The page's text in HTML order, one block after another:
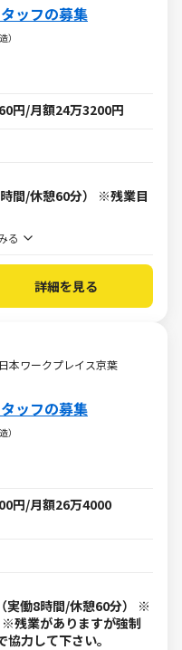
ッフの募集
）
円/月額24万3200円
間/休憩60分） ※残業目
る
詳細を見る
本ワークプレイス京葉
ッフの募集
）
円/月額26万4000
実働8時間/休憩60分） ※
残業がありますが強制
力して下さい。